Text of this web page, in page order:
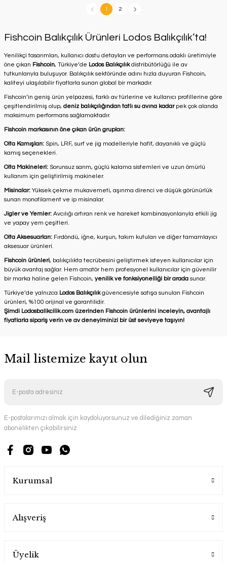
1 2
Fishcoin Balıkçılık Ürünleri Lodos Balıkçılık’ta!
Yenilikçi tasarımları, kullanıcı dostu detayları ve performans odaklı üretimiyle
öne çıkan Fishcoin, Türkiye’de Lodos Balıkçılıkdistribütörlüğü ile av
tutkunlarıyla buluşuyor. Balıkçılık sektöründe adını hızla duyuran Fishcoin,
kaliteyi ulaşılabilir fiyatlarla sunan global bir markadır.
Fishcoin’in geniş ürün yelpazesi, farklı av türlerine ve kullanıcı profillerine göre
çeşitlendirilmiş olup, deniz balıkçılığından tatlı su avına kadarpek çok alanda
maksimum performans sağlamaktadır.
Fishcoin markasının öne çıkan ürün grupları:
Olta Kamışları: Spin, LRF, surf ve jig modelleriyle hafif, dayanıklı ve güçlü
kamış seçenekleri.
Olta Makineleri: Sorunsuz sarım, güçlü kalama sistemleri ve uzun ömürlü
kullanım için geliştirilmiş makineler.
Misinalar: Yüksek çekme mukavemeti, aşınma direnci ve düşük görünürlük
sunan monofilament ve ip misinalar.
Jigler ve Yemler: Avcılığı artıran renk ve hareket kombinasyonlarıyla etkili jig
ve yapay yem çeşitleri.
Olta Aksesuarları: Fırdöndü, iğne, kurşun, takım kutuları ve diğer tamamlayıcı
aksesuar ürünleri.
Fishcoin ürünleri, balıkçılıkta tecrübesini geliştirmek isteyen kullanıcılar için
büyük avantaj sağlar. Hem amatör hem profesyonel kullanıcılar için güvenilir
bir marka haline gelen Fishcoin, yenilik ve fonksiyonelliği bir arada sunar.
Türkiye’de yalnızca Lodos Balıkçılıkgüvencesiyle satışa sunulan Fishcoin
ürünleri, %100 orijinal ve garantilidir.
Şimdi Lodosbalikcilik.com üzerinden Fishcoin ürünlerini inceleyin, avantajlı
fiyatlarla sipariş verin ve av deneyiminizi bir üst seviyeye taşıyın!
Mail listemize kayıt olun
E-postalarımızı almak için kaydoluyorsunuz ve dilediğiniz zaman
abonelikten çıkabilirsiniz.
Kurumsal
Alışveriş
Üyelik